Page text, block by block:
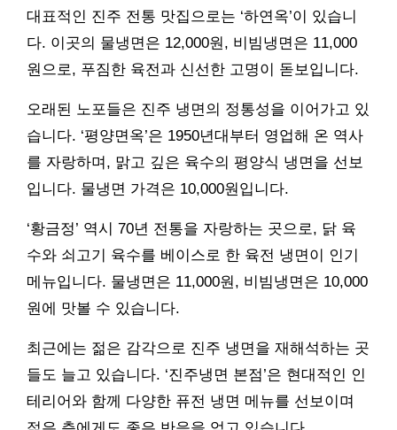
대표적인 진주 전통 맛집으로는 ‘하연옥’이 있습니
다. 이곳의 물냉면은 12,000원, 비빔냉면은 11,000
원으로, 푸짐한 육전과 신선한 고명이 돋보입니다.
오래된 노포들은 진주 냉면의 정통성을 이어가고 있
습니다. ‘평양면옥’은 1950년대부터 영업해 온 역사
를 자랑하며, 맑고 깊은 육수의 평양식 냉면을 선보
입니다. 물냉면 가격은 10,000원입니다.
‘황금정’ 역시 70년 전통을 자랑하는 곳으로, 닭 육
수와 쇠고기 육수를 베이스로 한 육전 냉면이 인기
메뉴입니다. 물냉면은 11,000원, 비빔냉면은 10,000
원에 맛볼 수 있습니다.
최근에는 젊은 감각으로 진주 냉면을 재해석하는 곳
들도 늘고 있습니다. ‘진주냉면 본점’은 현대적인 인
테리어와 함께 다양한 퓨전 냉면 메뉴를 선보이며